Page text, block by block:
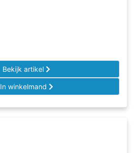
Bekijk artikel
In winkelmand